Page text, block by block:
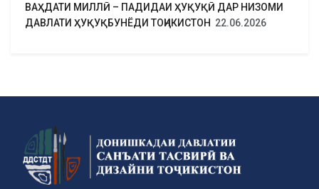
ВАҲДАТИ МИЛЛӢ – ПАДИДАИ ҲУҚУҚӢ ДАР НИЗОМИ
ДАВЛАТИ ҲУҚУҚБУНЁДИ ТОҶИКИСТОН 22.06.2026